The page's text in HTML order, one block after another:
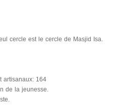
de la presse
cercle est le cercle de Masjid Isa.
artisanaux: 164
de la jeunesse.